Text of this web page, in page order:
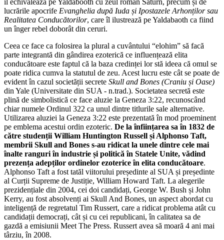
îl echivalează pe Yaldabooth cu zeul roman Saturn, precum și de
lucrările apocrife Evanghelia după Iuda și Ipostazele Arhonților sau
Realitatea Conducătorilor, care îl ilustrează pe Yaldabaoth ca fiind
un înger rebel doborât din ceruri.
Ceea ce face ca folosirea la plural a cuvântului “elohim” să facă
parte integrantă din gândirea ezoterică ce influențează elita
conducătoare este faptul că la baza credinței lor stă ideea că omul se
poate ridica cumva la statutul de zeu. Acest lucru este cât se poate de
evident în cazul societății secrete Skull and Bones (Craniu și Oase)
din Yale (Universitate din SUA - n.trad.). Societatea secretă este
plină de simbolistică ce face aluzie la Geneza 3:22, recunoscând
chiar numele Ordinul 322 ca unul dintre titlurile sale alternative.
Utilizarea aluziei la Geneza 3:22 este prezentată în mod proeminent
pe emblema acestui ordin ezoteric. De la înființarea sa în 1832 de
către studenții William Huntington Russell și Alphonso Taft,
membrii Skull and Bones s-au ridicat la unele dintre cele mai
înalte ranguri în industrie și politică în Statele Unite, vădind
prezența adepților ordinelor ezoterice în elita conducătoare.
Alphonso Taft a fost tatăl viitorului președinte al SUA și președinte
al Curții Supreme de Justiție, William Howard Taft. La alegerile
prezidențiale din 2004, cei doi candidați, George W. Bush și John
Kerry, au fost absolvenți ai Skull And Bones, un aspect abordat cu
inteligență de regretatul Tim Russert, care a ridicat problema atât cu
candidații democrați, cât și cu cei republicani, în calitatea sa de
gazdă a emisiunii Meet The Press. Russert avea să moară 4 ani mai
târziu, în 2008.